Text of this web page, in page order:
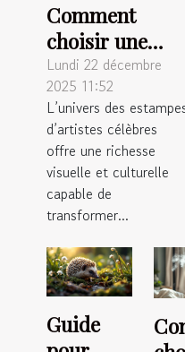
Comment
choisir une
estampe
d'artiste
célèbre pour
votre intérieur
?
Lundi 22 décembre
2025 11:52
L’univers des
d’artistes célèbres
offre une richesse
visuelle et culturelle
capable de
transformer...
Guide